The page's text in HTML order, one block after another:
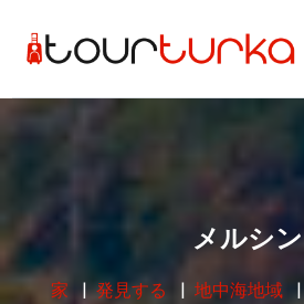
メルシン
家 発見する 地中海地域